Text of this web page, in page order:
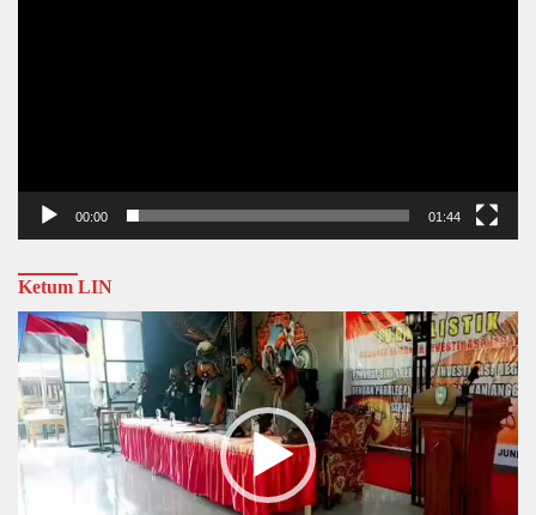
00:00 01:44
Ketum LIN
Video
Player